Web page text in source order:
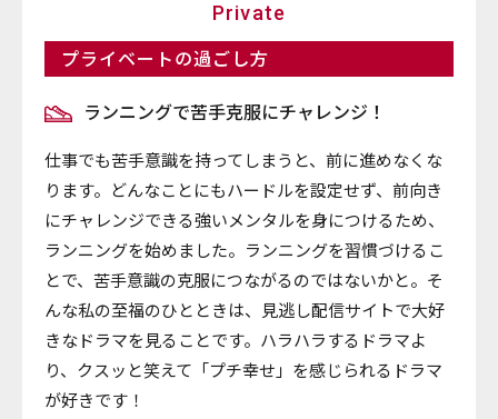
Private
プライベートの過ごし方
ランニングで苦手克服にチャレンジ！
仕事でも苦手意識を持ってしまうと、前に進めなくな
ります。どんなことにもハードルを設定せず、前向き
にチャレンジできる強いメンタルを身につけるため、
ランニングを始めました。ランニングを習慣づけるこ
とで、苦手意識の克服につながるのではないかと。そ
んな私の至福のひとときは、見逃し配信サイトで大好
きなドラマを見ることです。ハラハラするドラマよ
り、クスッと笑えて「プチ幸せ」を感じられるドラマ
が好きです！